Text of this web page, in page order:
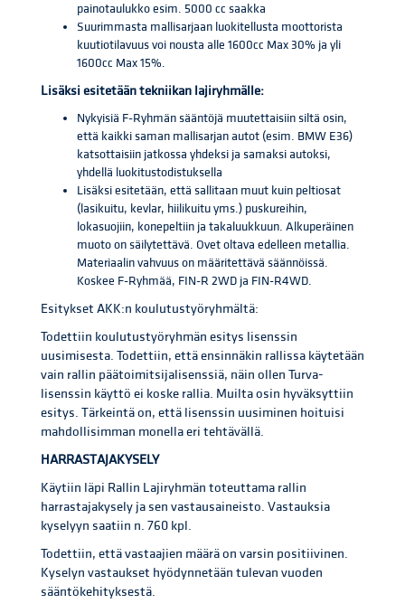
painotaulukko esim. 5000 cc saakka
Suurimmasta mallisarjaan luokitellusta moottorista
kuutiotilavuus voi nousta alle 1600cc Max 30% ja yli
1600cc Max 15%.
Lisäksi esitetään tekniikan lajiryhmälle:
Nykyisiä F-Ryhmän sääntöjä muutettaisiin siltä osin,
että kaikki saman mallisarjan autot (esim. BMW E36)
katsottaisiin jatkossa yhdeksi ja samaksi autoksi,
yhdellä luokitustodistuksella
Lisäksi esitetään, että sallitaan muut kuin peltiosat
(lasikuitu, kevlar, hiilikuitu yms.) puskureihin,
lokasuojiin, konepeltiin ja takaluukkuun. Alkuperäinen
muoto on säilytettävä. Ovet oltava edelleen metallia.
Materiaalin vahvuus on määritettävä säännöissä.
Koskee F-Ryhmää, FIN-R 2WD ja FIN-R4WD.
Esitykset AKK:n koulutustyöryhmältä:
Todettiin koulutustyöryhmän esitys lisenssin
uusimisesta. Todettiin, että ensinnäkin rallissa käytetään
vain rallin päätoimitsijalisenssiä, näin ollen Turva-
lisenssin käyttö ei koske rallia. Muilta osin hyväksyttiin
esitys. Tärkeintä on, että lisenssin uusiminen hoituisi
mahdollisimman monella eri tehtävällä.
HARRASTAJAKYSELY
Käytiin läpi Rallin Lajiryhmän toteuttama rallin
harrastajakysely ja sen vastausaineisto. Vastauksia
kyselyyn saatiin n. 760 kpl.
Todettiin, että vastaajien määrä on varsin positiivinen.
Kyselyn vastaukset hyödynnetään tulevan vuoden
sääntökehityksestä.